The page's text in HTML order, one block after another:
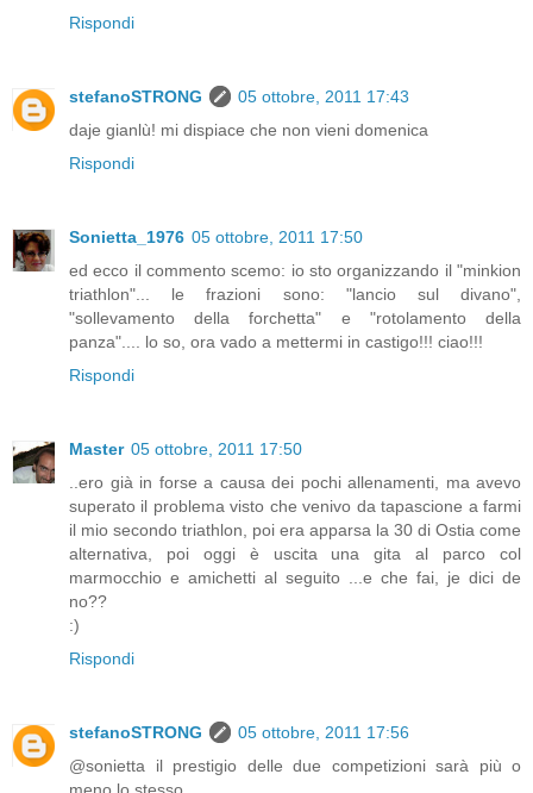
Rispondi
stefanoSTRONG
05 ottobre, 2011 17:43
daje gianlù! mi dispiace che non vieni domenica
Rispondi
Sonietta_1976 05 ottobre, 2011 17:50
ed ecco il commento scemo: io sto organizzando il "minkion
triathlon"... le frazioni sono: "lancio sul divano",
"sollevamento della forchetta" e "rotolamento della
panza".... lo so, ora vado a mettermi in castigo!!! ciao!!!
Rispondi
Master 05 ottobre, 2011 17:50
..ero già in forse a causa dei pochi allenamenti, ma avevo
superato il problema visto che venivo da tapascione a farmi
il mio secondo triathlon, poi era apparsa la 30 di Ostia come
alternativa, poi oggi è uscita una gita al parco col
marmocchio e amichetti al seguito ...e che fai, je dici de
no??
:)
Rispondi
stefanoSTRONG
05 ottobre, 2011 17:56
@sonietta il prestigio delle due competizioni sarà più o